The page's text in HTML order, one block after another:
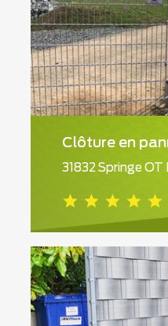
Clôture en
31832 Springe OT